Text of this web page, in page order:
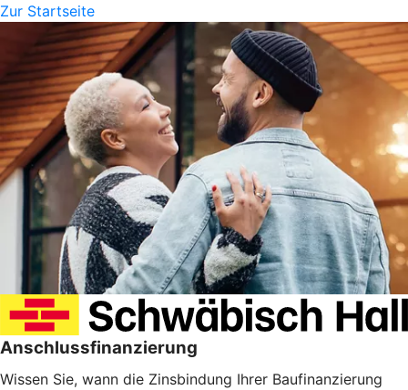
Zur Startseite
Anschlussfinanzierung
Wissen Sie, wann die Zinsbindung Ihrer Baufinanzierung